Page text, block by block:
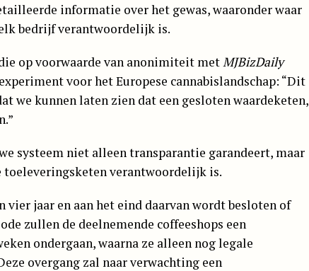
informatie over het gewas, waaronder waar
bedrijf verantwoordelijk is.
op voorwaarde van anonimiteit met MJBizDaily
voor het Europese cannabislandschap: “Dit
we kunnen laten zien dat een gesloten waardeketen,
systeem niet alleen transparantie garandeert, maar
toeleveringsketen verantwoordelijk is.
jaar en aan het eind daarvan wordt besloten of
zullen de deelnemende coffeeshops een
ondergaan, waarna ze alleen nog legale
overgang zal naar verwachting een